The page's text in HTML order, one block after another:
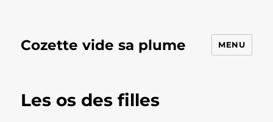
Cozette vide sa plume MENU
Les os des filles